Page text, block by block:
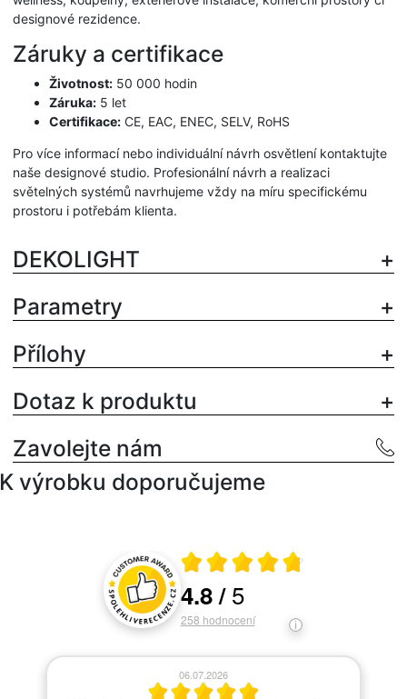
designové rezidence.
Záruky a certifikace
Životnost: 50 000 hodin
Záruka: 5 let
Certifikace: CE, EAC, ENEC, SELV, RoHS
Pro více informací nebo individuální návrh osvětlení kontaktujte
naše designové studio. Profesionální návrh a realizaci
světelných systémů navrhujeme vždy na míru specifickému
prostoru i potřebám klienta.
DEKOLIGHT
Parametry
Přílohy
Dotaz k produktu
Zavolejte nám
K výrobku doporučujeme
Hodnocení a recenze zákazníků
Průměrné hodnocení 4.8 z 5
4.8/5
258 hodnocení
06.07.2026